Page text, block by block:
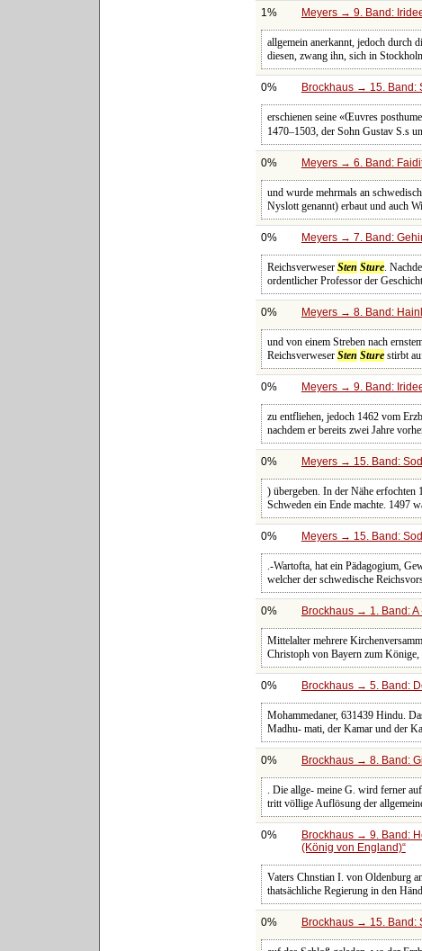
1% Meyers → 9. Band:
allgemein anerkannt, jedoch durch
diesen, zwang ihn, sich in
0% Brockhaus → 15. Band:
erschienen seine «Œuvres
1470‒1503, der Sohn Gustav S.s
0% Meyers → 6. Band:
und wurde mehrmals an
Nyslott genannt) erbaut und auch
0% Meyers → 7. Band:
ReichsverweserSten Sture.
ordentlicher Professor der
0% Meyers → 8. Band:
und von einem Streben nach
ReichsverweserSten Sture stirbt
0% Meyers → 9. Band:
zu entfliehen, jedoch 1462 vom
nachdem er bereits zwei Jahre
0% Meyers → 15. Band:
) übergeben. In der Nähe
Schweden ein Ende machte. 1497
0% Meyers → 15. Band:
.-Wartofta, hat ein Pädagogium,
welcher der schwedische
0% Brockhaus → 1. Band:
Mittelalter mehrere
Christoph von Bayern zum
0% Brockhaus → 5. Band:
Mohammedaner, 631439 Hindu.
Madhu- mati, der Kamar und der
0% Brockhaus → 8. Band:
. Die allge- meine G. wird ferner
tritt völlige Auflösung der
0% Brockhaus → 9. Band:
(König von England)
Vaters Chnstian I. von Oldenburg
thatsächliche Regierung in den
0% Brockhaus → 15. Band: